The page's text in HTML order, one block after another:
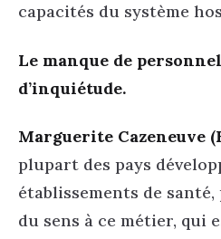
capacités du système
Le manque de
d’inquiétude.
Marguerite Cazeneuve
plupart des pays
établissements de
du sens à ce métier, qui